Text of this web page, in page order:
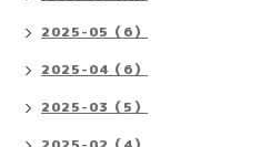
2025-05（6）
2025-04（6）
2025-03（5）